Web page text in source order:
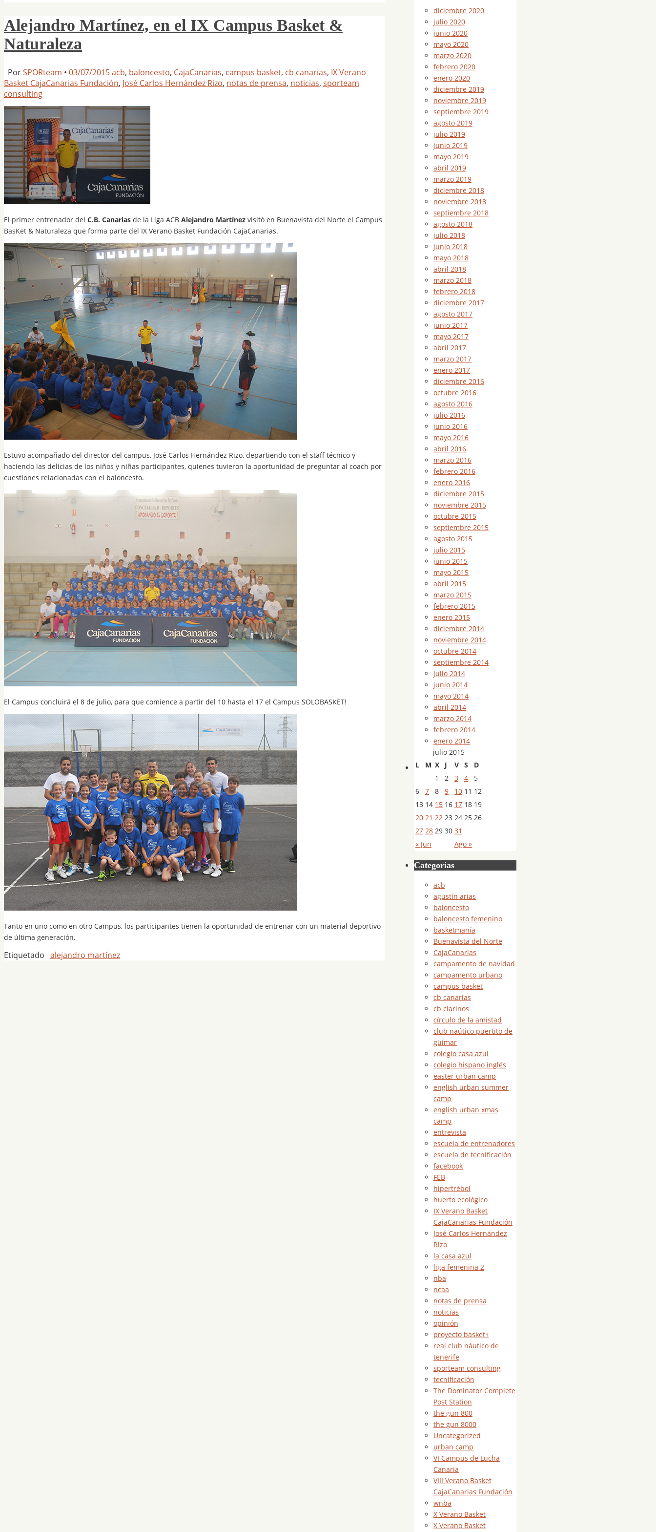
Alejandro Martínez, en el IX Campus Basket &
Naturaleza
PorSPORteam • 03/07/2015acb, baloncesto, CajaCanarias, campus basket, cb canarias, IX Verano
Basket CajaCanarias Fundación, José Carlos Hernández Rizo, notas de prensa, noticias, sporteam
consulting
El primer entrenador del C.B. Canarias de la Liga ACB Alejandro Martínez visitó en Buenavista del Norte el Campus
BasKet & Naturaleza que forma parte del IX Verano Basket Fundación CajaCanarias.
Estuvo acompañado del director del campus, José Carlos Hernández Rizo, departiendo con el staff técnico y
haciendo las delicias de los niños y niñas participantes, quienes tuvieron la oportunidad de preguntar al coach por
cuestiones relacionadas con el baloncesto.
El Campus concluirá el 8 de julio, para que comience a partir del 10 hasta el 17 el Campus SOLOBASKET!
Tanto en uno como en otro Campus, los participantes tienen la oportunidad de entrenar con un material deportivo
de última generación.
Etiquetado alejandro martínez
diciembre 2020
julio 2020
junio 2020
mayo 2020
marzo 2020
febrero 2020
enero 2020
diciembre 2019
noviembre 2019
septiembre 2019
agosto 2019
julio 2019
junio 2019
mayo 2019
abril 2019
marzo 2019
diciembre 2018
noviembre 2018
septiembre 2018
agosto 2018
julio 2018
junio 2018
mayo 2018
abril 2018
marzo 2018
febrero 2018
diciembre 2017
agosto 2017
junio 2017
mayo 2017
abril 2017
marzo 2017
enero 2017
diciembre 2016
octubre 2016
agosto 2016
julio 2016
junio 2016
mayo 2016
abril 2016
marzo 2016
febrero 2016
enero 2016
diciembre 2015
noviembre 2015
octubre 2015
septiembre 2015
agosto 2015
julio 2015
junio 2015
mayo 2015
abril 2015
marzo 2015
febrero 2015
enero 2015
diciembre 2014
noviembre 2014
octubre 2014
septiembre 2014
julio 2014
junio 2014
mayo 2014
abril 2014
marzo 2014
febrero 2014
enero 2014
julio 2015
L
M X J V S D
« Jun Ago »
1 2 3 4
5
6
7 8 9 10 11 12
13 14 15 16 17 18 19
20 21 22 23 24 25 26
27 28 29 30 31
Categorías
acb
agustín arias
baloncesto
baloncesto femenino
basketmanía
Buenavista del Norte
CajaCanarias
campamento de navidad
campamento urbano
campus basket
cb canarias
cb clarinos
círculo de la amistad
club naútico puertito de
güímar
colegio casa azul
colegio hispano inglés
easter urban camp
english urban summer
camp
english urban xmas
camp
entrevista
escuela de entrenadores
escuela de tecnificación
facebook
FEB
hipertrébol
huerto ecológico
IX Verano Basket
CajaCanarias Fundación
José Carlos Hernández
Rizo
la casa azul
liga femenina 2
nba
ncaa
notas de prensa
noticias
opinión
proyecto basket+
real club náutico de
tenerife
sporteam consulting
tecnificación
The Dominator Complete
Post Station
the gun 800
the gun 8000
Uncategorized
urban camp
VI Campus de Lucha
Canaria
VIII Verano Basket
CajaCanarias Fundación
wnba
X Verano Basket
X Verano Basket